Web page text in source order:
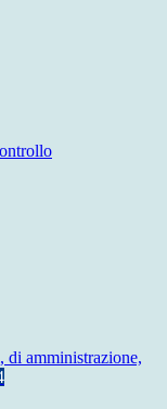
amministrazione,